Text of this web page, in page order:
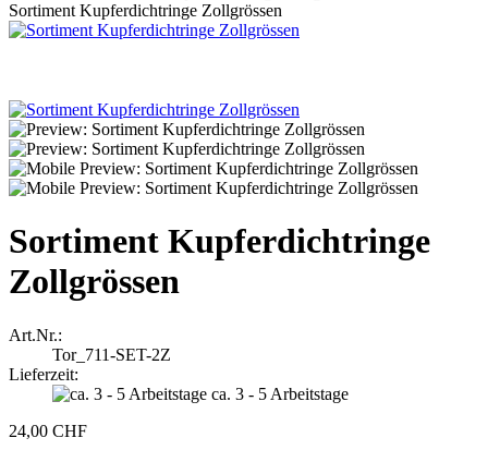
Sortiment Kupferdichtringe Zollgrössen
Sortiment Kupferdichtringe
Zollgrössen
Art.Nr.:
Tor_711-SET-2Z
Lieferzeit:
ca. 3 - 5 Arbeitstage
24,00 CHF